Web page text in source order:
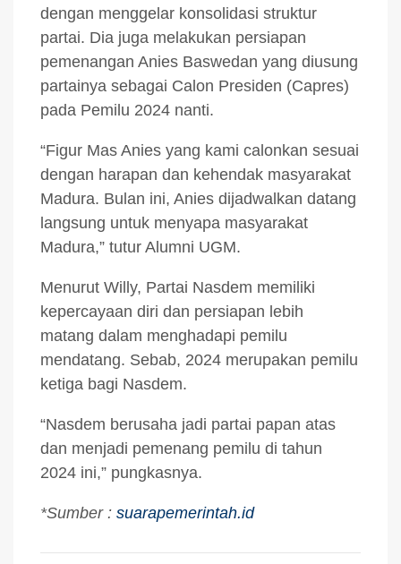
dengan menggelar konsolidasi struktur
partai. Dia juga melakukan persiapan
pemenangan Anies Baswedan yang diusung
partainya sebagai Calon Presiden (Capres)
pada Pemilu 2024 nanti.
“Figur Mas Anies yang kami calonkan sesuai
dengan harapan dan kehendak masyarakat
Madura. Bulan ini, Anies dijadwalkan datang
langsung untuk menyapa masyarakat
Madura,” tutur Alumni UGM.
Menurut Willy, Partai Nasdem memiliki
kepercayaan diri dan persiapan lebih
matang dalam menghadapi pemilu
mendatang. Sebab, 2024 merupakan pemilu
ketiga bagi Nasdem.
“Nasdem berusaha jadi partai papan atas
dan menjadi pemenang pemilu di tahun
2024 ini,” pungkasnya.
*Sumber : suarapemerintah.id